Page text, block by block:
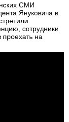
СМИ
Януковича в
сотрудники
на